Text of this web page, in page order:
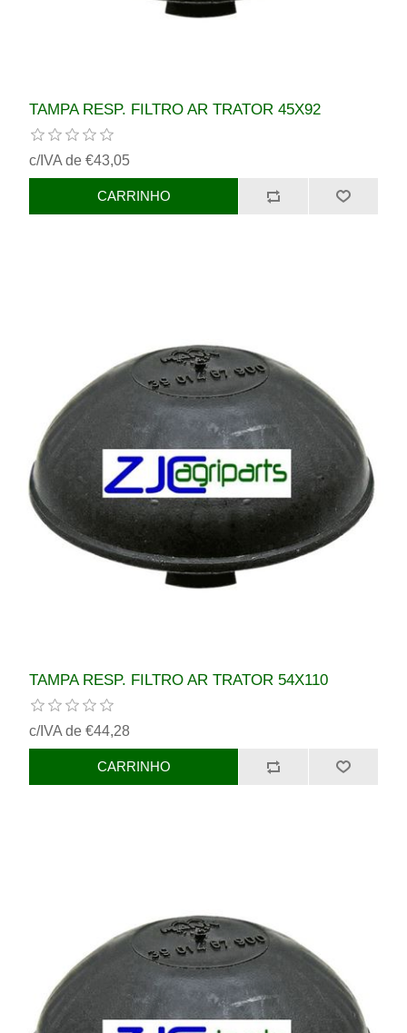
TAMPA RESP. FILTRO AR TRATOR 45X92
c/IVA de €43,05
TAMPA RESP. FILTRO AR TRATOR 54X110
c/IVA de €44,28